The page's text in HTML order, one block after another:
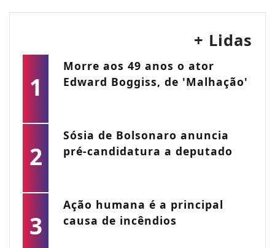
+ Lidas
1
Morre aos 49 anos o ator
Edward Boggiss, de 'Malhação'
2
Sósia de Bolsonaro anuncia
pré-candidatura a deputado
3
Ação humana é a principal
causa de incêndios